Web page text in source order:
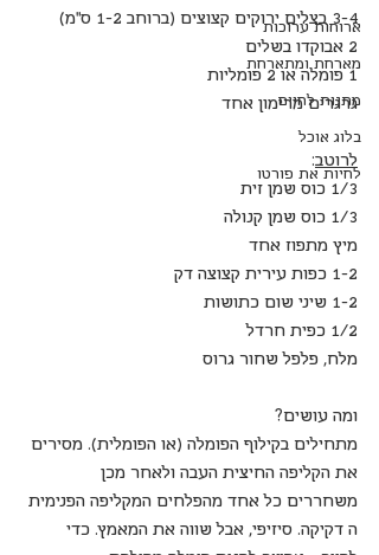
ארוחות ערוכות
מארחת ומתארחת
מתנות לחיים
בלוג אוכל
לחיות את פורטו
3-4 בצלים ירוקים קצוצים (ברוחב 1-2 ס"מ)
2 אבוקדו בשלים
1 פומלה או 2 פומליות
גרגרים מרימון אחד
לרוטב:
1/3 כוס שמן זית
1/3 כוס שמן קנולה
מיץ מתפוז אחד
1-2 כפות עירית קצוצה דק
1-2 שיני שום כתושות
1/2 כפית חרדל
מלח, פלפל שחור גרוס
ומה עושים?
מתחילים בקילוף הפומלה (או הפומלית). מסירים
את הקליפה החיצית העבה ולאחר מכן
משחררים כל אחד מהפלחים המקליפה הפנימית
ה דקיקה. סיזיפי, אבל שווה את המאמץ. כדי